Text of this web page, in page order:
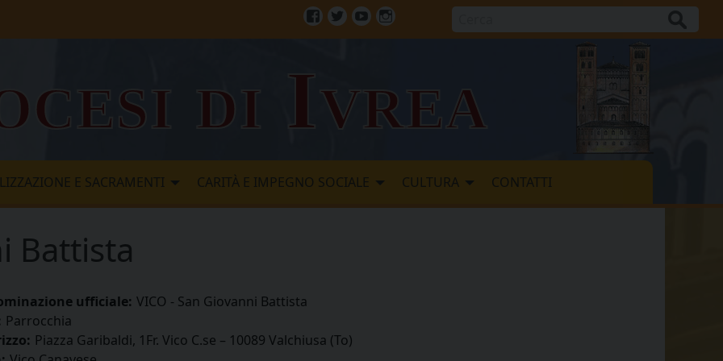
di Ivrea
E SACRAMENTI CARITÀ E IMPEGNO SOCIALE CULTURA CONTATTI
Battista
ufficiale: VICO - San Giovanni Battista
Parrocchia
Piazza Garibaldi, 1Fr. Vico C.se – 10089 Valchiusa (To)